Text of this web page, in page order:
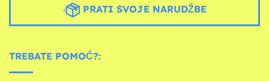
PRATI SVOJE NARUDŽBE
TREBATE POMOĆ?: